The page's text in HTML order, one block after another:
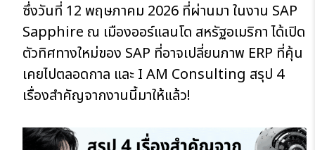
ซึ่งวันที่ 12 พฤษภาคม 2026 ที่ผ่านมา ในงาน SAP
Sapphire ณ เมืองออร์แลนโด สหรัฐอเมริกา ได้เปิด
ตัวทิศทางใหม่ของ SAP ที่อาจเปลี่ยนภาพ ERP ที่คุ้น
เคยไปตลอดกาล และ I AM Consulting สรุป 4
เรื่องสำคัญจากงานนี้มาให้แล้ว!